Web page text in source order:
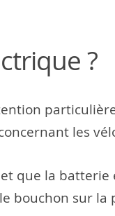
?
les
que la
bouchon sur la